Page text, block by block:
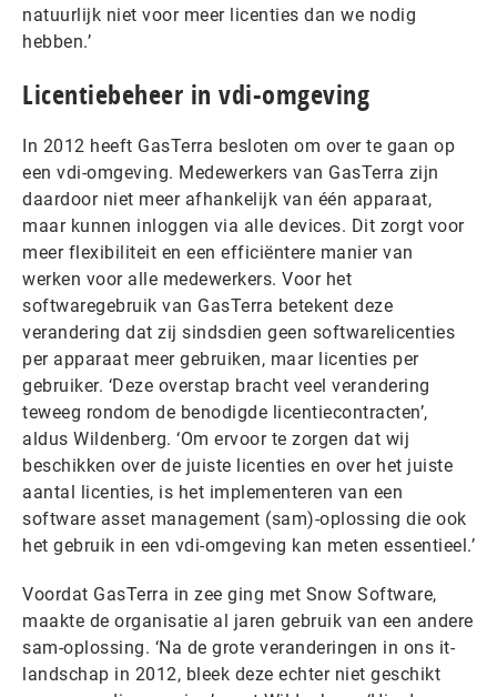
natuurlijk niet voor meer licenties dan we nodig
hebben.’
Licentiebeheer in vdi-omgeving
In 2012 heeft GasTerra besloten om over te gaan op
een vdi-omgeving. Medewerkers van GasTerra zijn
daardoor niet meer afhankelijk van één apparaat,
maar kunnen inloggen via alle devices. Dit zorgt voor
meer flexibiliteit en een efficiëntere manier van
werken voor alle medewerkers. Voor het
softwaregebruik van GasTerra betekent deze
verandering dat zij sindsdien geen softwarelicenties
per apparaat meer gebruiken, maar licenties per
gebruiker. ‘Deze overstap bracht veel verandering
teweeg rondom de benodigde licentiecontracten’,
aldus Wildenberg. ‘Om ervoor te zorgen dat wij
beschikken over de juiste licenties en over het juiste
aantal licenties, is het implementeren van een
software asset management (sam)-oplossing die ook
het gebruik in een vdi-omgeving kan meten essentieel.’
Voordat GasTerra in zee ging met Snow Software,
maakte de organisatie al jaren gebruik van een andere
sam-oplossing. ‘Na de grote veranderingen in ons it-
landschap in 2012, bleek deze echter niet geschikt